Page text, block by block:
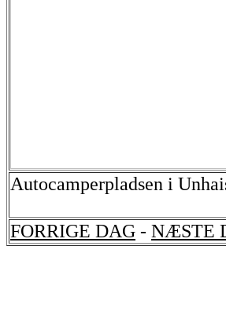
Autocamperpladsen i
FORRIGE DAG - NÆSTE